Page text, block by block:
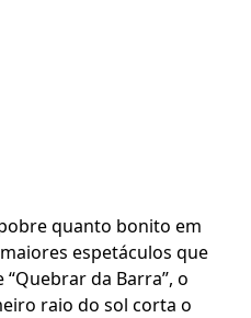
quanto bonito em
espetáculos que
da Barra”, o
raio do sol corta o